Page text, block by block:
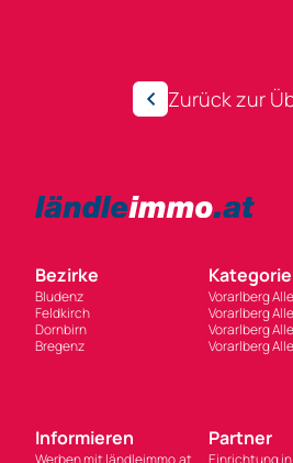
Zurück zur
Bezirke
Bludenz
Feldkirch
Dornbirn
Bregenz
Vorarlberg
Vorarlberg
Vorarlberg
Vorarlberg
Informieren
Werben mit ländleimmo.at
Partner
Einrichtung